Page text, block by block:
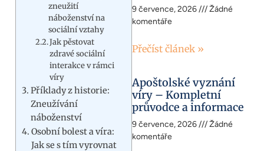
zneužití
náboženství na
sociální vztahy
Jak pěstovat
zdravé sociální
interakce v rámci
víry
Příklady z historie:
Zneužívání
náboženství
Osobní bolest a víra:
Jak se s tím vyrovnat
9 července, 2026
Žádné
komentáře
Přečíst článek »
Apoštolské vyznání
víry – Kompletní
průvodce a informace
9 července, 2026
Žádné
komentáře